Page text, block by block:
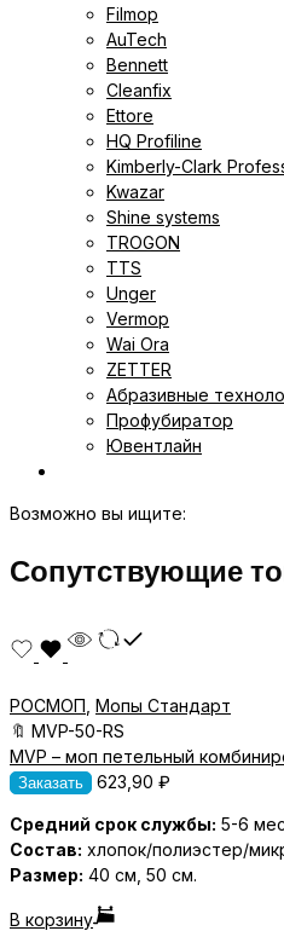
Filmop
AuTech
Bennett
Cleanfix
Ettore
HQ Profiline
Kimberly-Clark
Kwazar
Shine systems
TROGON
TTS
Unger
Vermop
Wai Ora
ZETTER
Абразивные
Профубиратор
Ювентлайн
Возможно вы ищите:
Сопутствующие
РОСМОП Мопы Стандарт
🔖 MVP-50-RS
MVP – моп петельный
Заказать 623,90 ₽
Средний срок службы: 5-6
Состав: хлопок/полиэстер/
Размер: 40 см, 50 см.
В корзину